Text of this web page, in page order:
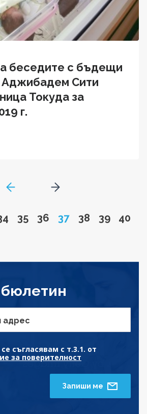
беседите с бъдещи
Аджибадем Сити
Токуда за
г.
GoToPreviousPage
page
to page
Go to page
35 Go to page
36 Page
37 Go to page
38 Go to
39 Go
40
Go to next page
адрес
съгласявам с т.3.1. от
за поверителност
Запиши ме